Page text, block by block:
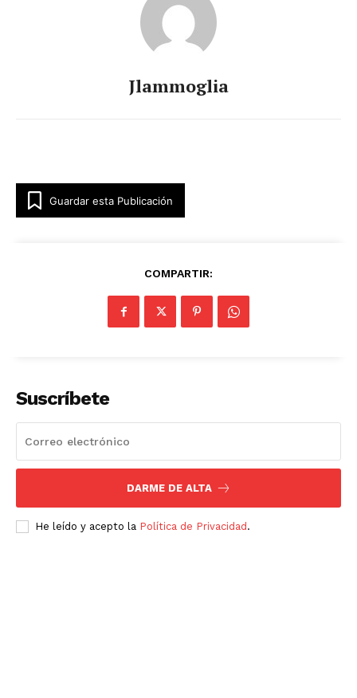
Información Propietaria / Financiación
Jlammoglia
Guardar esta Publicación
COMPARTIR:
Suscríbete
DARME DE ALTA
He leído y acepto la Política de Privacidad .